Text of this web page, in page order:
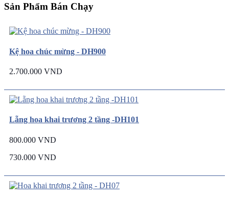
Sản Phẩm Bán Chạy
Kệ hoa chúc mừng - DH900
2.700.000 VND
Lẵng hoa khai trương 2 tầng -DH101
800.000 VND
730.000 VND